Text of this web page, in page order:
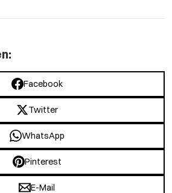
Facebook
Twitter
WhatsApp
Pinterest
E-Mail